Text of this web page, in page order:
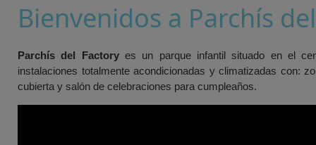
Bienvenidos a Parchís
Parchís del Factoryes un parque infantil situado en el
instalaciones totalmente acondicionadas y climatizadas con:
cubierta y salón de celebraciones para cumpleaños.